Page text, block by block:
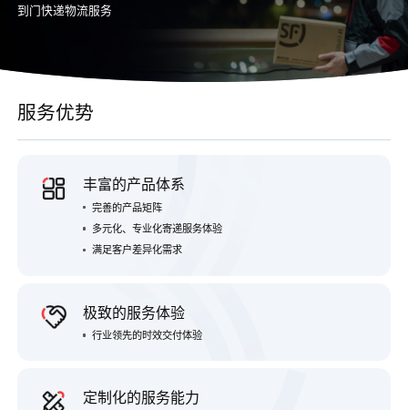
到门快递物流服务
服务优势
丰富的产品体系
完善的产品矩阵
多元化、专业化寄递服务体验
满足客户差异化需求
极致的服务体验
行业领先的时效交付体验
定制化的服务能力